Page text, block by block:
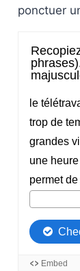
ponctuer